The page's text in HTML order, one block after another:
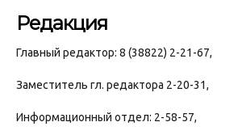
Редакция
Главный редактор: 8 (38822) 2-21-67,
Заместитель гл. редактора 2-20-31,
Информационный отдел: 2-58-57,